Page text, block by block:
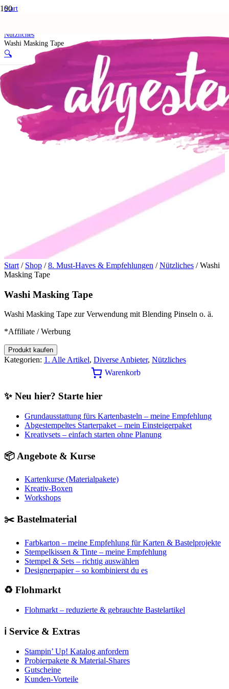
Start
Nützliches
Washi Masking Tape
🔍
Start / Shop /8. Must-Haves & Empfehlungen /Nützliches / Washi
Masking Tape
Washi Masking Tape
Washi Masking Tape zur Verwendung mit Blending Pinseln o. ä.
*Affiliate / Werbung
Produkt kaufen
Kategorien: 1. Alle Artikel, Diverse Anbieter, Nützliches
Warenkorb
✨ Neu hier? Starte hier
Grundausstattung fürs Kartenbasteln – meine Empfehlung
Abgestempeltes Starterpaket – mein Einsteigerpaket
Kreativsets – einfach starten ohne Planung
📦 Angebote & Kurse
Kartenkurse (Materialpakete)
Kreativ-Boxen
Workshops
✂️ Bastelmaterial
Farbkarton – meine Empfehlung für Karten & Bastelprojekte
Stempelkissen & Tinte – meine Empfehlung
Stempel & Sets – richtig auswählen
Designerpapier – so kombinierst du es
♻️ Flohmarkt
Flohmarkt – reduzierte & gebrauchte Bastelartikel
ℹ️ Service & Extras
Stampin’ Up! Katalog anfordern
Probierpakete & Material-Shares
Gutscheine
Kunden-Vorteile